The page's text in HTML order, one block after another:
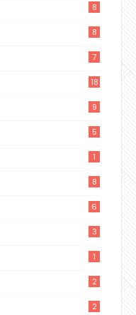
8
8
7
18
9
5
1
8
6
3
1
2
2